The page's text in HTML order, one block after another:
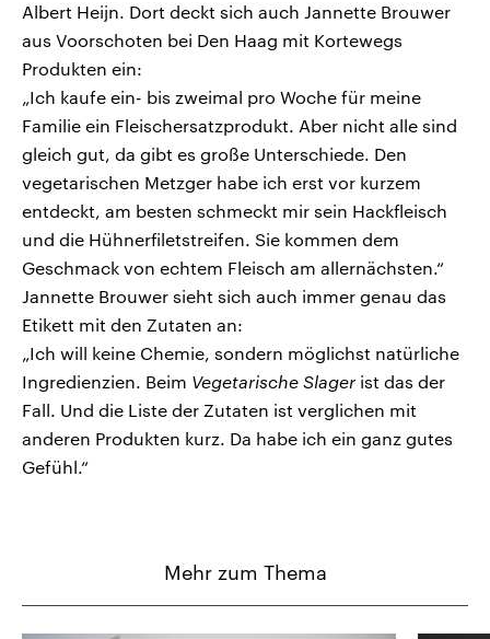
Albert Heijn. Dort deckt sich auch Jannette Brouwer
aus Voorschoten bei Den Haag mit Kortewegs
Produkten ein:
„Ich kaufe ein- bis zweimal pro Woche für meine
Familie ein Fleischersatzprodukt. Aber nicht alle sind
gleich gut, da gibt es große Unterschiede. Den
vegetarischen Metzger habe ich erst vor kurzem
entdeckt, am besten schmeckt mir sein Hackfleisch
und die Hühnerfiletstreifen. Sie kommen dem
Geschmack von echtem Fleisch am allernächsten.“
Jannette Brouwer sieht sich auch immer genau das
Etikett mit den Zutaten an:
„Ich will keine Chemie, sondern möglichst natürliche
Ingredienzien. Beim Vegetarische Slager ist das der
Fall. Und die Liste der Zutaten ist verglichen mit
anderen Produkten kurz. Da habe ich ein ganz gutes
Gefühl.“
Mehr zum Thema